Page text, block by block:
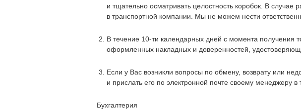
и тщательно осматривать целостность коробок. В
в транспортной компании. Мы не можем нести
В течение 10-ти календарных дней с момента получения
оформленных накладных и доверенностей,
Если у Вас возникли вопросы по обмену, возврату или
и прислать его по электронной почте своему менеджеру
Бухгалтерия